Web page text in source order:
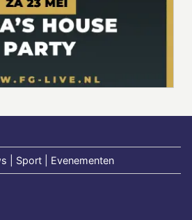
| Sport | Evenementen